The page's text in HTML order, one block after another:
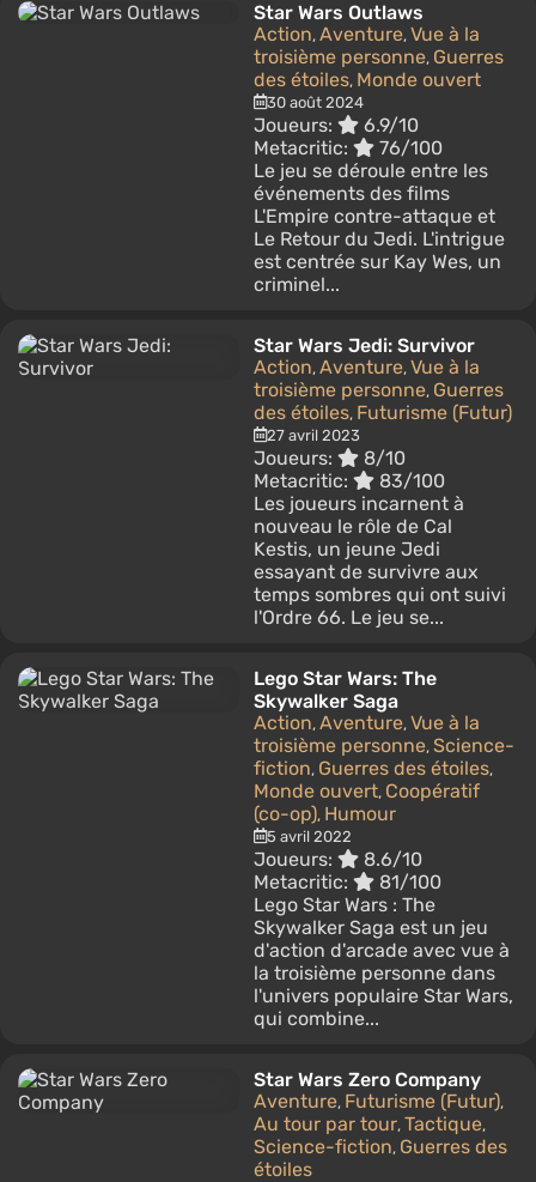
Star Wars Outlaws
Action, Aventure, Vue à la
troisième personne, Guerres
des étoiles, Monde ouvert
30 août 2024
Joueurs:
6.9/10
Metacritic:
76/100
Le jeu se déroule entre les
événements des films
L'Empire contre-attaque et
Le Retour du Jedi. L'intrigue
est centrée sur Kay Wes, un
criminel...
Star Wars Jedi: Survivor
Action, Aventure, Vue à la
troisième personne, Guerres
des étoiles, Futurisme (Futur)
27 avril 2023
Joueurs:
8/10
Metacritic:
83/100
Les joueurs incarnent à
nouveau le rôle de Cal
Kestis, un jeune Jedi
essayant de survivre aux
temps sombres qui ont suivi
l'Ordre 66. Le jeu se...
Lego Star Wars: The
Skywalker Saga
Action, Aventure, Vue à la
troisième personne, Science-
fiction, Guerres des étoiles,
Monde ouvert, Coopératif
(co-op), Humour
5 avril 2022
Joueurs:
8.6/10
Metacritic:
81/100
Lego Star Wars : The
Skywalker Saga est un jeu
d'action d'arcade avec vue à
la troisième personne dans
l'univers populaire Star Wars,
qui combine...
Star Wars Zero Company
Aventure, Futurisme (Futur),
Au tour par tour, Tactique,
Science-fiction, Guerres des
étoiles